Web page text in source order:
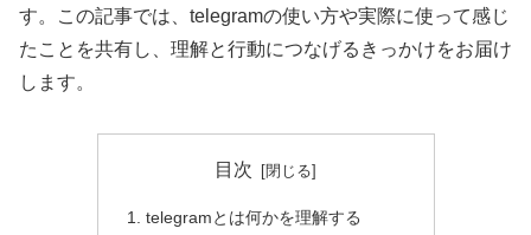
す。この記事では、telegramの使い方や実際に使って感じ
たことを共有し、理解と行動につなげるきっかけをお届け
します。
目次
telegramとは何かを理解する